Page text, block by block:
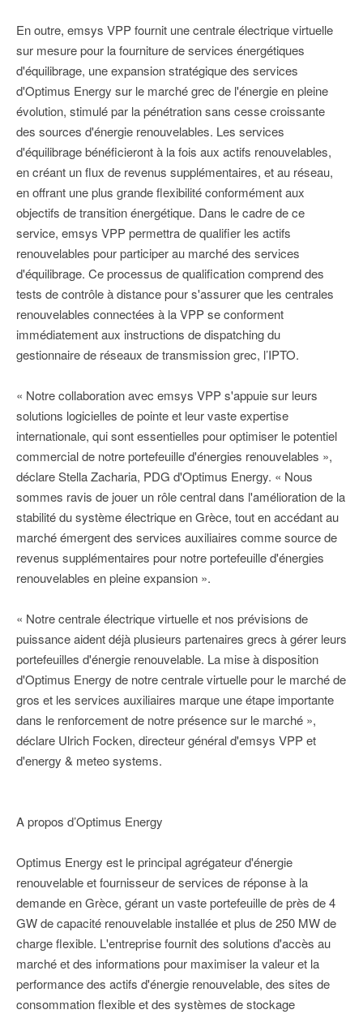
En outre, emsys VPP fournit une centrale électrique virtuelle
sur mesure pour la fourniture de services énergétiques
d'équilibrage, une expansion stratégique des services
d'Optimus Energy sur le marché grec de l'énergie en pleine
évolution, stimulé par la pénétration sans cesse croissante
des sources d'énergie renouvelables. Les services
d'équilibrage bénéficieront à la fois aux actifs renouvelables,
en créant un flux de revenus supplémentaires, et au réseau,
en offrant une plus grande flexibilité conformément aux
objectifs de transition énergétique. Dans le cadre de ce
service, emsys VPP permettra de qualifier les actifs
renouvelables pour participer au marché des services
d'équilibrage. Ce processus de qualification comprend des
tests de contrôle à distance pour s'assurer que les centrales
renouvelables connectées à la VPP se conforment
immédiatement aux instructions de dispatching du
gestionnaire de réseaux de transmission grec, l’IPTO.
« Notre collaboration avec emsys VPP s'appuie sur leurs
solutions logicielles de pointe et leur vaste expertise
internationale, qui sont essentielles pour optimiser le potentiel
commercial de notre portefeuille d'énergies renouvelables »,
déclare Stella Zacharia, PDG d'Optimus Energy. « Nous
sommes ravis de jouer un rôle central dans l'amélioration de la
stabilité du système électrique en Grèce, tout en accédant au
marché émergent des services auxiliaires comme source de
revenus supplémentaires pour notre portefeuille d'énergies
renouvelables en pleine expansion ».
« Notre centrale électrique virtuelle et nos prévisions de
puissance aident déjà plusieurs partenaires grecs à gérer leurs
portefeuilles d'énergie renouvelable. La mise à disposition
d'Optimus Energy de notre centrale virtuelle pour le marché de
gros et les services auxiliaires marque une étape importante
dans le renforcement de notre présence sur le marché »,
déclare Ulrich Focken, directeur général d'emsys VPP et
d'energy & meteo systems.
A propos d’Optimus Energy
Optimus Energy est le principal agrégateur d'énergie
renouvelable et fournisseur de services de réponse à la
demande en Grèce, gérant un vaste portefeuille de près de 4
GW de capacité renouvelable installée et plus de 250 MW de
charge flexible. L'entreprise fournit des solutions d'accès au
marché et des informations pour maximiser la valeur et la
performance des actifs d'énergie renouvelable, des sites de
consommation flexible et des systèmes de stockage